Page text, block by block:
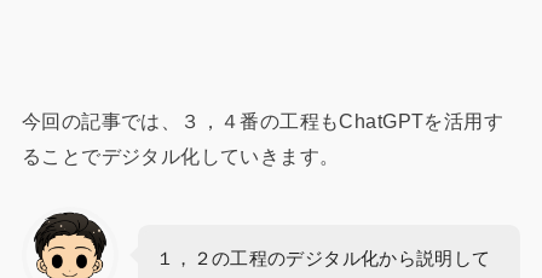
今回の記事では、３，４番の工程もChatGPTを活用す
ることでデジタル化していきます。
１，２の工程のデジタル化から説明して